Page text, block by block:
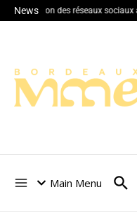
News
Interdiction des réseaux sociaux
Main Menu